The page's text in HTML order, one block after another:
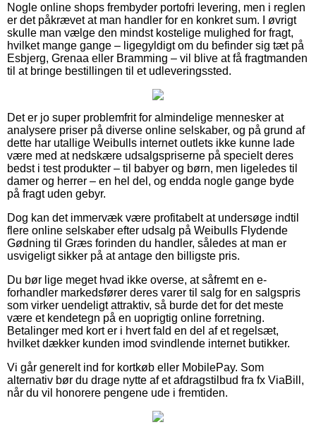
Nogle online shops frembyder portofri levering, men i reglen
er det påkrævet at man handler for en konkret sum. I øvrigt
skulle man vælge den mindst kostelige mulighed for fragt,
hvilket mange gange – ligegyldigt om du befinder sig tæt på
Esbjerg, Grenaa eller Bramming – vil blive at få fragtmanden
til at bringe bestillingen til et udleveringssted.
Det er jo super problemfrit for almindelige mennesker at
analysere priser på diverse online selskaber, og på grund af
dette har utallige Weibulls internet outlets ikke kunne lade
være med at nedskære udsalgspriserne på specielt deres
bedst i test produkter – til babyer og børn, men ligeledes til
damer og herrer – en hel del, og endda nogle gange byde
på fragt uden gebyr.
Dog kan det immervæk være profitabelt at undersøge indtil
flere online selskaber efter udsalg på Weibulls Flydende
Gødning til Græs forinden du handler, således at man er
usvigeligt sikker på at antage den billigste pris.
Du bør lige meget hvad ikke overse, at såfremt en e-
forhandler markedsfører deres varer til salg for en salgspris
som virker uendeligt attraktiv, så burde det for det meste
være et kendetegn på en uoprigtig online forretning.
Betalinger med kort er i hvert fald en del af et regelsæt,
hvilket dækker kunden imod svindlende internet butikker.
Vi går generelt ind for kortkøb eller MobilePay. Som
alternativ bør du drage nytte af et afdragstilbud fra fx ViaBill,
når du vil honorere pengene ude i fremtiden.